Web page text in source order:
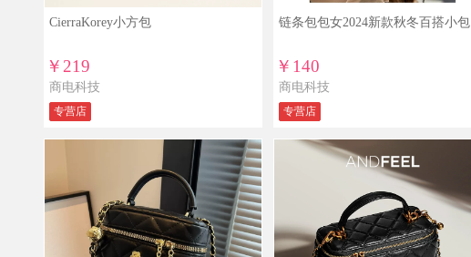
CierraKorey小方包
￥219
商电科技
专营店
链条包包女2024新款秋冬百搭小包
￥140
商电科技
专营店